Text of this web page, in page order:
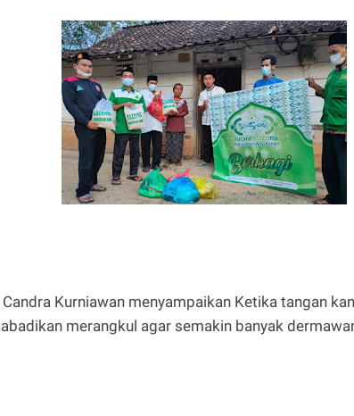
Kurniawan menyampaikan Ketika tangan
merangkul agar semakin banyak